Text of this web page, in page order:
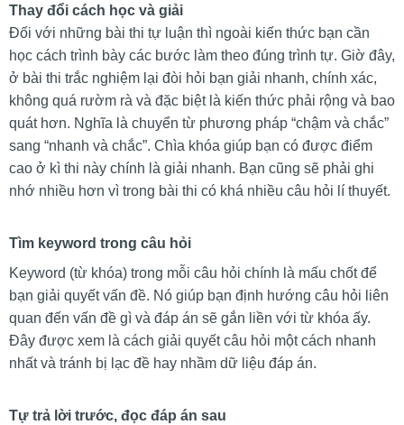
Thay đổi cách học và giải
Đối với những bài thi tự luận thì ngoài kiến thức bạn cần
học cách trình bày các bước làm theo đúng trình tự. Giờ đây,
ở bài thi trắc nghiệm lại đòi hỏi bạn giải nhanh, chính xác,
không quá rườm rà và đặc biệt là kiến thức phải rộng và bao
quát hơn. Nghĩa là chuyển từ phương pháp “chậm và chắc”
sang “nhanh và chắc”. Chìa khóa giúp bạn có được điểm
cao ở kì thi này chính là giải nhanh. Bạn cũng sẽ phải ghi
nhớ nhiều hơn vì trong bài thi có khá nhiều câu hỏi lí thuyết.
Tìm keyword trong câu hỏi
Keyword (từ khóa) trong mỗi câu hỏi chính là mấu chốt để
bạn giải quyết vấn đề. Nó giúp bạn định hướng câu hỏi liên
quan đến vấn đề gì và đáp án sẽ gắn liền với từ khóa ấy.
Đây được xem là cách giải quyết câu hỏi một cách nhanh
nhất và tránh bị lạc đề hay nhầm dữ liệu đáp án.
Tự trả lời trước, đọc đáp án sau